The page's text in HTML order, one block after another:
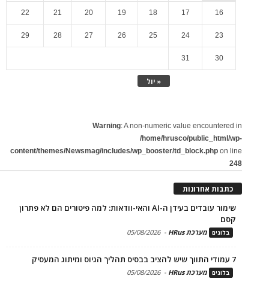
« יול
16
17
18
19
20
21
22
23
24
25
26
27
28
29
30
31
Warning: A non-numeric value encountered in
/home/hrusco/public_html/wp-
content/themes/Newsmag/includes/wp_booster/td_block.php on line
248
כתבות אחרונות
שימור עובדים בעידן ה-AI והאי-וודאות: למה פיטורים הם לא פתרון
קסם
בלוגים מערכת HRus -
05/08/2026
7 עמודי התווך שיש להציב בבסיס תהליך הגיוס ומיתוג המעסיק
בלוגים מערכת HRus -
05/08/2026